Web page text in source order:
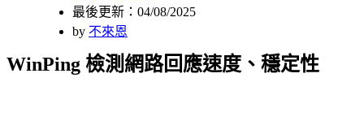
最後更新：04/08/2025
by 不來恩
WinPing 檢測網路回應速度、穩定性